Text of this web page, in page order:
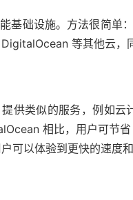
基础设施。方法很简单
等其他云，
供类似的服务，例如云
相比，用户可节
以体验到更快的速度